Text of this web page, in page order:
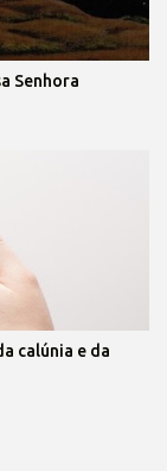
Senhora
calúnia e da